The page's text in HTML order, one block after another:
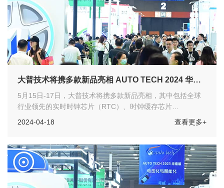
大普技术将携多款新品亮相 AUTO TECH 2024 华南
5月15日-17日，大普技术将携多款新品亮相，其中包括全球
行业领先的实时时钟芯片（RTC）、时钟缓存芯片
（Buffer）、温补晶振（TCXO）、普通晶振（SPXO）、晶
示平台，欢迎各位汽车工程师们莅临展会参观指导！
2024-04-18 查看更多+